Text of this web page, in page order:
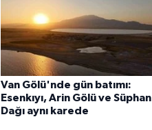
Van Gölü'nde gün batımı:
Esenkıyı, Arin Gölü ve Süphan
Dağı aynı karede